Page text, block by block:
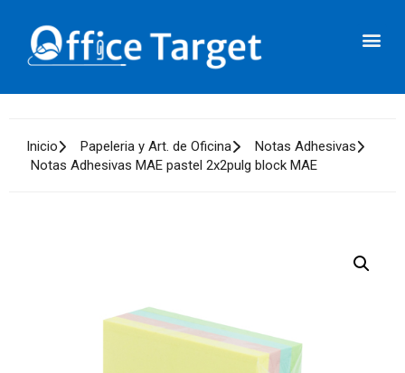
Inicio Papeleria y Art. de Oficina
Notas Adhesivas
Notas Adhesivas MAE pastel 2x2pulg block MAE